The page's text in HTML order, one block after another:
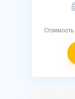
Стоимость